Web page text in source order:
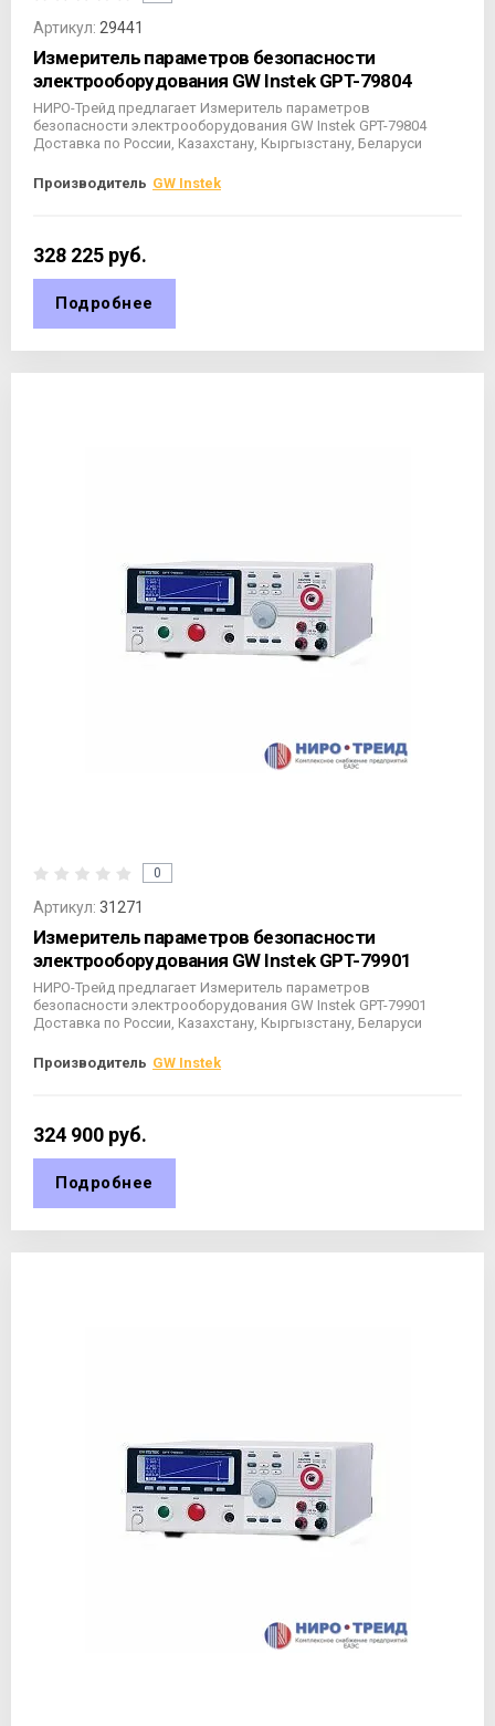
Артикул: 29441
Измеритель параметров безопасности
электрооборудования GW Instek GPT-79804
НИРО-Трейд предлагает Измеритель параметров
безопасности электрооборудования GW Instek GPT-79804
Доставка по России, Казахстану, Кыргызстану, Беларуси
Производитель GW Instek
328 225 руб.
Подробнее
0
Артикул: 31271
Измеритель параметров безопасности
электрооборудования GW Instek GPT-79901
НИРО-Трейд предлагает Измеритель параметров
безопасности электрооборудования GW Instek GPT-79901
Доставка по России, Казахстану, Кыргызстану, Беларуси
Производитель GW Instek
324 900 руб.
Подробнее